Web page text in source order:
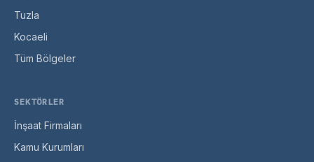
Tuzla
Kocaeli
Tüm Bölgeler
SEKTÖRLER
İnşaat Firmaları
Kamu Kurumları